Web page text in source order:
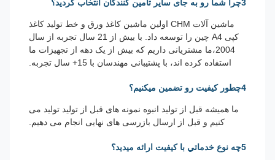
ماشین آلات CHM اولین ماشین کاغذ ورق و خط تولید کاغذ
کپی A4 چین را توسعه داد. با بیش از 21 سال تجربه از سال
2004،ما مشتریانی داریم که بیش از یک دهه از تجهیزات ما
استفاده کرده اند، با پشتیبانی مهندسان با 15+ سال تجربه.
ما همیشه قبل از تولید انبوه نمونه های قبل از تولید تولید می
کنیم و قبل از ارسال بازرسی های نهایی انجام می دهیم.